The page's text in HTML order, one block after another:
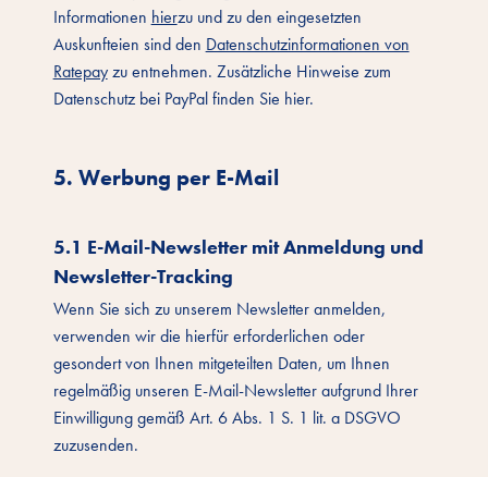
Informationen hierzu und zu den eingesetzten
Auskunfteien sind den Datenschutzinformationen von
Ratepayzu entnehmen. Zusätzliche Hinweise zum
Datenschutz bei PayPal finden Sie hier.
5. Werbung per E-Mail
5.1 E-Mail-Newsletter mit Anmeldung und
Newsletter-Tracking
Wenn Sie sich zu unserem Newsletter anmelden,
verwenden wir die hierfür erforderlichen oder
gesondert von Ihnen mitgeteilten Daten, um Ihnen
regelmäßig unseren E-Mail-Newsletter aufgrund Ihrer
Einwilligung gemäß Art. 6 Abs. 1 S. 1 lit. a DSGVO
zuzusenden.